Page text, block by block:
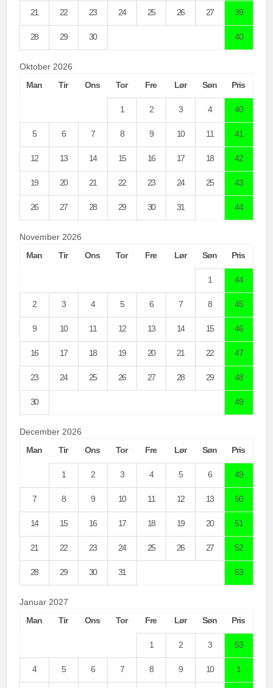
21 22 23 24 25 26 27 39
28 29 30 40
Oktober 2026
Man
Tir Ons Tor Fre Lør Søn Pris
1 2 3 4 40
5 6 7 8 9 10 11 41
12 13 14 15 16 17 18 42
19 20 21 22 23 24 25 43
26 27 28 29 30 31 44
November 2026
Man
Tir Ons Tor Fre Lør Søn Pris
1 44
2 3 4 5 6 7 8 45
9 10 11 12 13 14 15 46
16 17 18 19 20 21 22 47
23 24 25 26 27 28 29 48
30 49
December 2026
Man
Tir Ons Tor Fre Lør Søn Pris
1 2 3 4 5 6 49
7 8 9 10 11 12 13 50
14 15 16 17 18 19 20 51
21 22 23 24 25 26 27 52
28 29 30 31 53
Januar 2027
Man
Tir Ons Tor Fre Lør Søn Pris
1 2 3 53
4 5 6 7 8 9 10 1